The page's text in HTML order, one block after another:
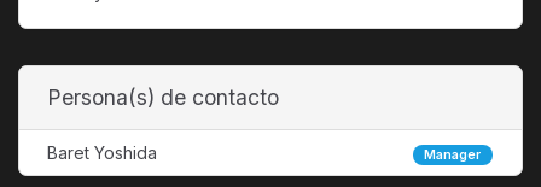
Persona(s) de contacto
Baret Yoshida Manager